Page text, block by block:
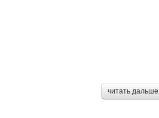
читать